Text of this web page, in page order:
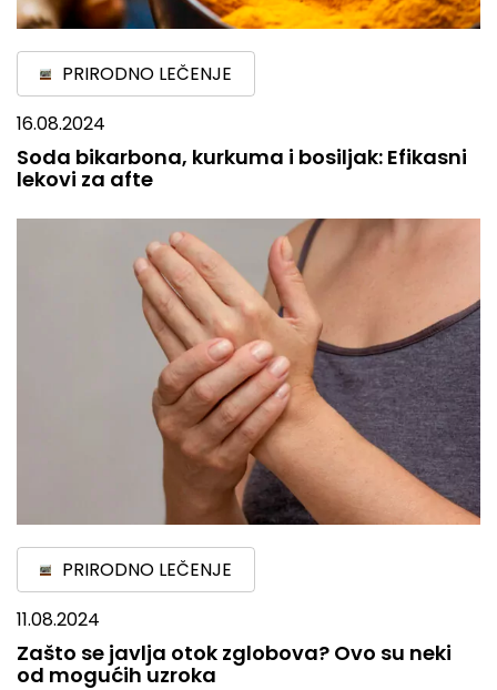
PRIRODNO LEČENJE
16.08.2024
Soda bikarbona, kurkuma i bosiljak: Efikasni
lekovi za afte
PRIRODNO LEČENJE
11.08.2024
Zašto se javlja otok zglobova? Ovo su neki
od mogućih uzroka